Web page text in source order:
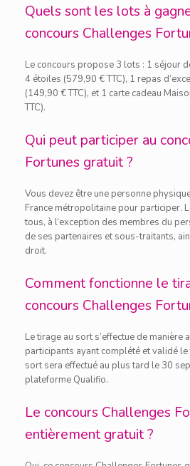
Quels sont les lots à
concours Challenges
Le concours propose 3 lots : 1 séjour
4 étoiles (579,90 € TTC), 1 repas
(149,90 € TTC), et 1 carte cadeau
TTC).
Qui peut participer au
Fortunes gratuit ?
Vous devez être une personne
France métropolitaine pour participer.
tous, à l’exception des membres du
de ses partenaires et sous-traitants,
droit.
Comment fonctionne le
concours Challenges
Le tirage au sort s’effectue de manière
participants ayant complété et validé
sort sera effectué au plus tard le 30
plateforme Qualifio.
Le concours Challenges
entièrement gratuit ?